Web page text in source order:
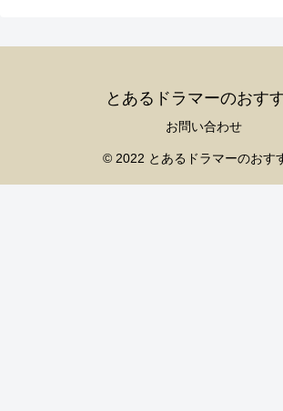
とあるドラマーのおす
お問い合わせ
© 2022 とあるドラマーのおす